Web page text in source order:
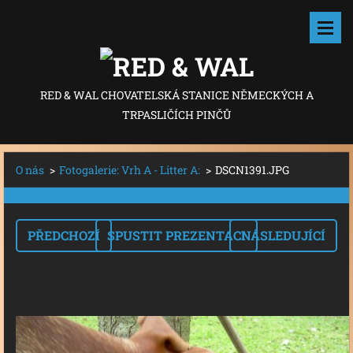
RED & WAL CHOVATELSKÁ STANICE NĚMECKÝCH A
TRPASLIČÍCH PINČŮ
O nás > Fotogalerie: Vrh A - Litter A: > DSCN1391.JPG
PŘEDCHOZÍ SPUSTIT PREZENTACINÁSLEDUJÍCÍ